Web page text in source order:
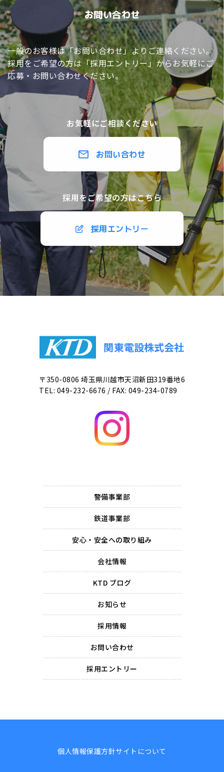
お問い合わせ
一般のお客様は「お問い合わせ」よりご連絡ください。
採用をご希望の方は「採用エントリー」からお気軽にご
応募・お問い合わせください。
お気軽にご相談ください
お問い合わせ
採用をご希望の方はこちら
採用エントリー
関東電設株式会社
〒350-0806 埼玉県川越市天沼新田319番地6
TEL: 049-232-6676 / FAX: 049-234-0789
警備事業部
鉄道事業部
安心・安全への取り組み
会社情報
KTD ブログ
お知らせ
採用情報
お問い合わせ
採用エントリー
個人情報保護方針サイトについて